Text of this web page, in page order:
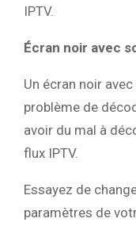
IPTV.
Écran noir avec
Un écran noir
problème de
avoir du mal à
flux IPTV.
Essayez de
paramètres de